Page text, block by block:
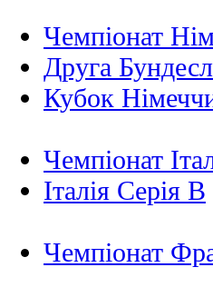
Чемпіонат
Друга
Кубок
Чемпіонат
Італія Серія B
Чемпіонат